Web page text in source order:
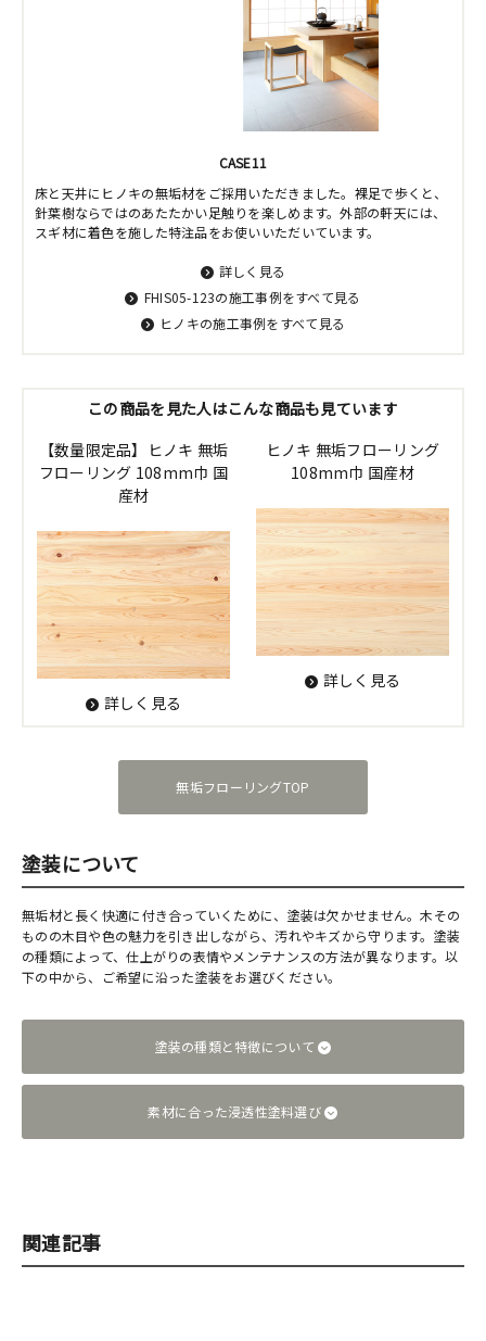
CASE11
床と天井にヒノキの無垢材をご採用いただきました。裸足で歩くと、
針葉樹ならではのあたたかい足触りを楽しめます。外部の軒天には、
スギ材に着色を施した特注品をお使いいただいています。
詳しく見る
FHIS05-123の施工事例をすべて見る
ヒノキの施工事例をすべて見る
この商品を見た人はこんな商品も見ています
【数量限定品】ヒノキ 無垢
フローリング 108mm巾 国
産材
詳しく見る
ヒノキ 無垢フローリング
108mm巾 国産材
詳しく見る
無垢フローリングTOP
塗装について
無垢材と長く快適に付き合っていくために、塗装は欠かせません。木その
ものの木目や色の魅力を引き出しながら、汚れやキズから守ります。塗装
の種類によって、仕上がりの表情やメンテナンスの方法が異なります。以
下の中から、ご希望に沿った塗装をお選びください。
塗装の種類と特徴について
素材に合った浸透性塗料選び
関連記事